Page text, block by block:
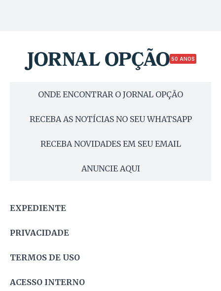
50 ANOS
ONDE ENCONTRAR O JORNAL OPÇÃO
RECEBA AS NOTÍCIAS NO SEU WHATSAPP
RECEBA NOVIDADES EM SEU EMAIL
ANUNCIE AQUI
EXPEDIENTE
PRIVACIDADE
TERMOS DE USO
ACESSO INTERNO